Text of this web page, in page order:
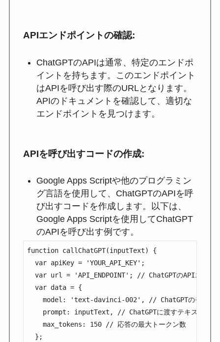
APIエンドポイントの確認:
ChatGPTのAPIは通常、特定のエンドポ
イントを持ちます。このエンドポイント
はAPIを呼び出す際のURLとなります。
APIのドキュメントを確認して、適切な
エンドポイントを見つけます。
APIを呼び出すコードの作成:
Google Apps Scriptや他のプログラミン
グ言語を使用して、ChatGPTのAPIを呼
び出すコードを作成します。以下は、
Google Apps Scriptを使用してChatGPT
のAPIを呼び出す例です。
function callChatGPT(inputText) {
  var apiKey = 'YOUR_API_KEY';
var url = 'API_ENDPOINT'; // ChatGPTのAPIエンド
  var data = {
model: 'text-davinci-002', // ChatGPTのモデル
    prompt: inputText, // ChatGPTに渡すテキスト
    max_tokens: 150 // 応答の最大トークン数
  };